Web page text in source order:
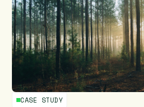
CASE STUDY